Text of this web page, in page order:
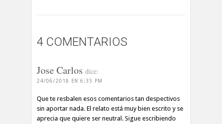
4 COMENTARIOS
Jose Carlos dice:
24/06/2018 EN 6:35 PM
Que te resbalen esos comentarios tan despectivos
sin aportar nada. El relato está muy bien escrito y se
aprecia que quiere ser neutral. Sigue escribiendo